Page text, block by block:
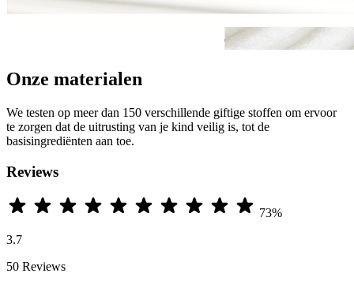
Onze materialen
We testen op meer dan 150 verschillende giftige stoffen om ervoor
te zorgen dat de uitrusting van je kind veilig is, tot de
basisingrediënten aan toe.
Reviews
73%
3.7
50 Reviews